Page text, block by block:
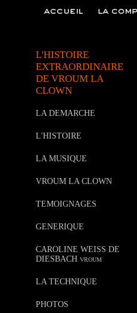
L'HISTOIRE
EXTRAORDINAIRE
DE VROUM LA
CLOWN
LA DEMARCHE
L'HISTOIRE
LA MUSIQUE
VROUM LA CLOWN
TEMOIGNAGES
GENERIQUE
CAROLINE WEISS DE
DIESBACH vroum
LA TECHNIQUE
PHOTOS